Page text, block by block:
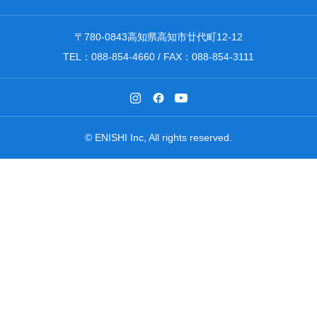
〒780-0843高知県高知市廿代町12-12
TEL：088-854-4660 / FAX：088-854-3111
© ENISHI Inc, All rights reserved.